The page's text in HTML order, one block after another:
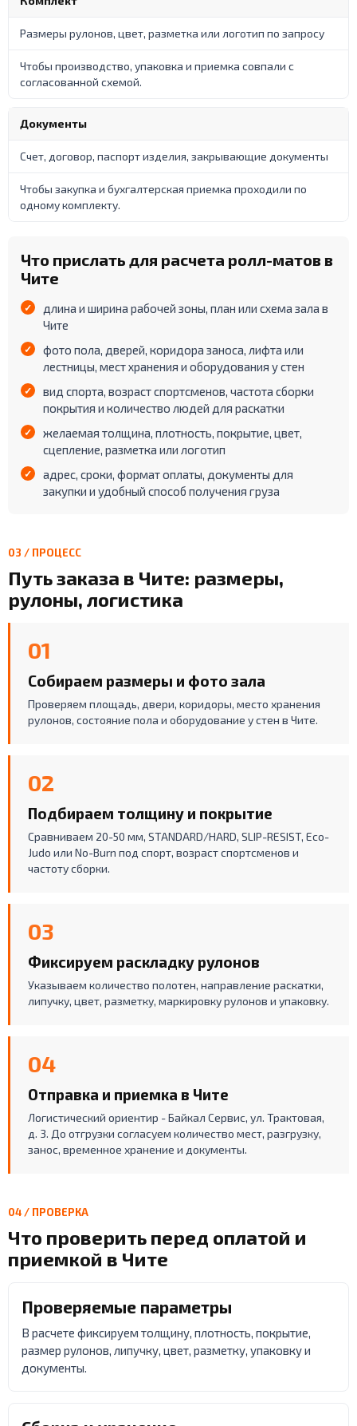
Размеры рулонов, цвет, разметка или логотип по запросу
Чтобы производство, упаковка и приемка совпали с
согласованной схемой.
Документы
Счет, договор, паспорт изделия, закрывающие документы
Чтобы закупка и бухгалтерская приемка проходили по
одному комплекту.
Что прислать для расчета ролл-матов в
Чите
длина и ширина рабочей зоны, план или схема зала в
Чите
фото пола, дверей, коридора заноса, лифта или
лестницы, мест хранения и оборудования у стен
вид спорта, возраст спортсменов, частота сборки
покрытия и количество людей для раскатки
желаемая толщина, плотность, покрытие, цвет,
сцепление, разметка или логотип
адрес, сроки, формат оплаты, документы для
закупки и удобный способ получения груза
03 / ПРОЦЕСС
Путь заказа в Чите: размеры,
рулоны, логистика
01
Собираем размеры и фото зала
Проверяем площадь, двери, коридоры, место хранения
рулонов, состояние пола и оборудование у стен в Чите.
02
Подбираем толщину и покрытие
Сравниваем 20-50 мм, STANDARD/HARD, SLIP-RESIST, Eco-
Judo или No-Burn под спорт, возраст спортсменов и
частоту сборки.
03
Фиксируем раскладку рулонов
Указываем количество полотен, направление раскатки,
липучку, цвет, разметку, маркировку рулонов и упаковку.
04
Отправка и приемка в Чите
Логистический ориентир - Байкал Сервис, ул. Трактовая,
д. 3. До отгрузки согласуем количество мест, разгрузку,
занос, временное хранение и документы.
04 / ПРОВЕРКА
Что проверить перед оплатой и
приемкой в Чите
Проверяемые параметры
В расчете фиксируем толщину, плотность, покрытие,
размер рулонов, липучку, цвет, разметку, упаковку и
документы.